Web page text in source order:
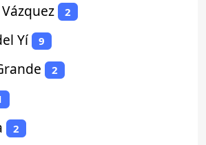
2
Yí 9
2
2